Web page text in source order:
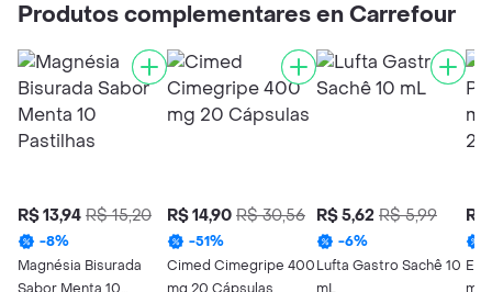
Produtos complementares en Carrefour
R$ 13,94 R$ 15,20
-8%
Magnésia Bisurada
R$ 14,90 R$ 30,56
-51%
Cimed Cimegripe 400
R$ 5,62 R$ 5,99
-6%
Lufta Gastro Sachê 10
R$